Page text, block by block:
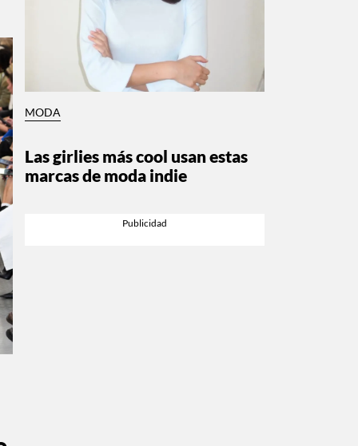
MODA
Las girlies más cool usan estas
marcas de moda indie